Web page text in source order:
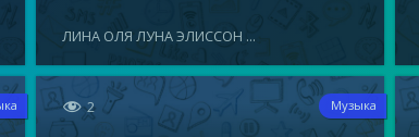
ЛИНА ОЛЯ ЛУНА ЭЛИССОН ...
 2 Музыка